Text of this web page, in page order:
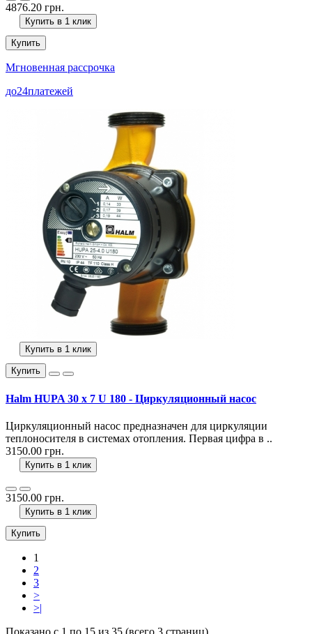
4876.20 грн.
Купить в 1 клик
Купить
Мгновенная рассрочка
до24платежей
Купить в 1 клик
Купить
Halm HUPA 30 x 7 U 180 - Циркуляционный насос
Циркуляционный насос предназначен для циркуляции
теплоносителя в системах отопления. Первая цифра в ..
3150.00 грн.
Купить в 1 клик
3150.00 грн.
Купить в 1 клик
Купить
1
2
3
>
>|